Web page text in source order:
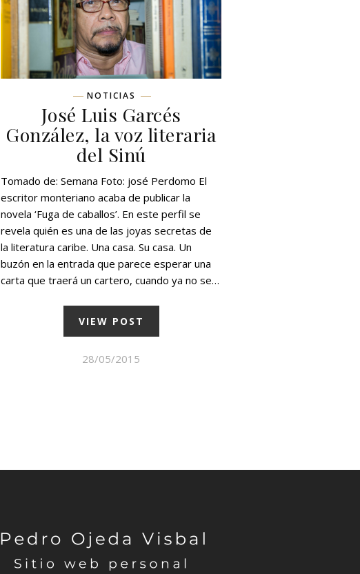
NOTICIAS
José Luis Garcés
González, la voz literaria
del Sinú
Tomado de: Semana Foto: josé Perdomo El
escritor monteriano acaba de publicar la
novela ‘Fuga de caballos’. En este perfil se
revela quién es una de las joyas secretas de
la literatura caribe. Una casa. Su casa. Un
buzón en la entrada que parece esperar una
carta que traerá un cartero, cuando ya no se…
VIEW POST
28/05/2015